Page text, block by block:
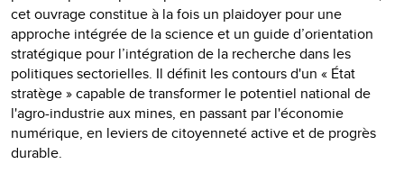
cet ouvrage constitue à la fois un plaidoyer pour une
approche intégrée de la science et un guide d’orientation
stratégique pour l’intégration de la recherche dans les
politiques sectorielles. Il définit les contours d'un « État
stratège » capable de transformer le potentiel national de
l'agro-industrie aux mines, en passant par l'économie
numérique, en leviers de citoyenneté active et de progrès
durable.